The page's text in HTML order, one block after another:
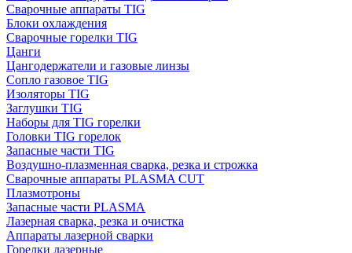
Сварочные аппараты TIG
Блоки охлаждения
Сварочные горелки TIG
Цанги
Цангодержатели и газовые линзы
Сопло газовое TIG
Изоляторы TIG
Заглушки TIG
Наборы для TIG горелки
Головки TIG горелок
Запасные части TIG
Воздушно-плазменная сварка, резка и строжка
Сварочные аппараты PLASMA CUT
Плазмотроны
Запасные части PLASMA
Лазерная сварка, резка и очистка
Аппараты лазерной сварки
Горелки лазерные